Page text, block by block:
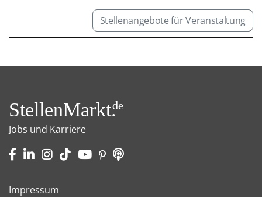
Stellenangebote für Veranstaltung
StellenMarkt.de
Jobs und Karriere
Impressum